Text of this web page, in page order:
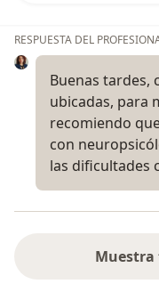
RESPUESTA DEL
Buenas tardes,
ubicadas, para
recomiendo
con
las dificultades
Muestra